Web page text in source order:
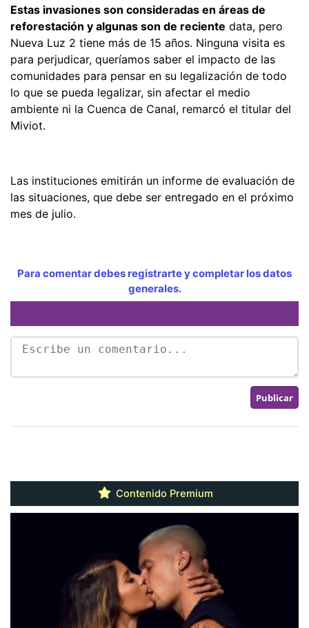
Estas invasiones son consideradas en áreas de
reforestación y algunas son de reciente data, pero
Nueva Luz 2 tiene más de 15 años. Ninguna visita es
para perjudicar, queríamos saber el impacto de las
comunidades para pensar en su legalización de todo
lo que se pueda legalizar, sin afectar el medio
ambiente ni la Cuenca de Canal, remarcó el titular del
Miviot.
Las instituciones emitirán un informe de evaluación de
las situaciones, que debe ser entregado en el próximo
mes de julio.
Para comentar debes registrarte y completar los datos
generales.
Contenido Premium